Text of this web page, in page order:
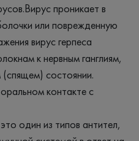
проникает в
или поврежденную
вирус герпеса
к нервным ганглиям,
(спящем) состоянии.
контакте с
один из типов антител,